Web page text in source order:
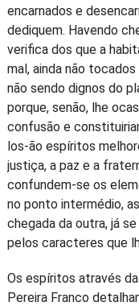
encarnados e
dediquem. Havendo
verifica dos que a
mal, ainda não
não sendo dignos do
porque, senão, lhe
confusão e
los-ão espíritos
justiça, a paz e a
confundem-se os
no ponto intermédio,
chegada da outra, já
pelos caracteres que
Os espíritos através
Pereira Franco